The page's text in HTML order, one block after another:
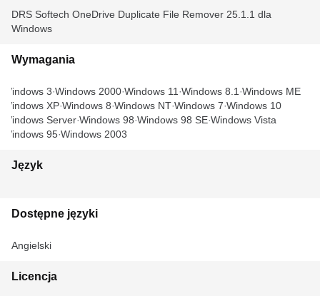
DRS Softech OneDrive Duplicate File Remover 25.1.1 dla
Windows
Wymagania
Windows 3 Windows 2000 Windows 11 Windows 8.1 Windows ME
Windows XP Windows 8 Windows NT Windows 7 Windows 10
Windows Server Windows 98 Windows 98 SE Windows Vista
Windows 95 Windows 2003
Język
Dostępne języki
Angielski
Licencja